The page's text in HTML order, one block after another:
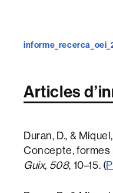
Articles
Duran, D., &
Concepte, formes
Guix, 508, 10–15. (